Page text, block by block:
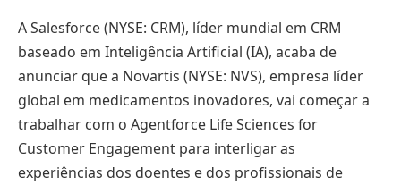
A Salesforce (NYSE: CRM), líder mundial em CRM
baseado em Inteligência Artificial (IA), acaba de
anunciar que a Novartis (NYSE: NVS), empresa líder
global em medicamentos inovadores, vai começar a
trabalhar com o Agentforce Life Sciences for
Customer Engagement para interligar as
experiências dos doentes e dos profissionais de